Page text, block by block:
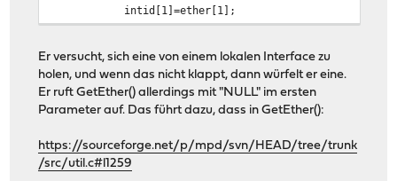
intid[1]=ether[1];
intid[2]=ether[2];
intid[4]=0xfe;
intid[5]=ether[3];
intid[6]=ether[4];
intid[7]=ether[5];
}
}
Er versucht, sich eine von einem lokalen Interface zu
holen, und wenn das nicht klappt, dann würfelt er eine.
Er ruft GetEther() allerdings mit "NULL" im ersten
Parameter auf. Das führt dazu, dass in GetEther():
https://sourceforge.net/p/mpd/svn/HEAD/tree/trunk
/src/util.c#l1259